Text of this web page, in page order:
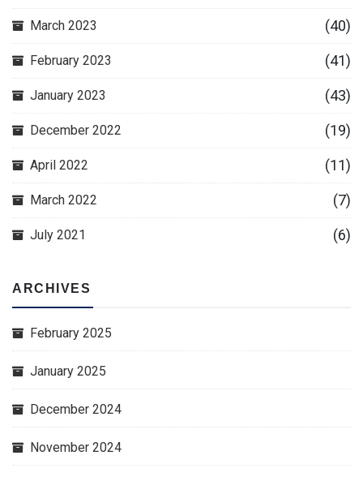
March 2023 (40)
February 2023 (41)
January 2023 (43)
December 2022 (19)
April 2022 (11)
March 2022 (7)
July 2021 (6)
ARCHIVES
February 2025
January 2025
December 2024
November 2024